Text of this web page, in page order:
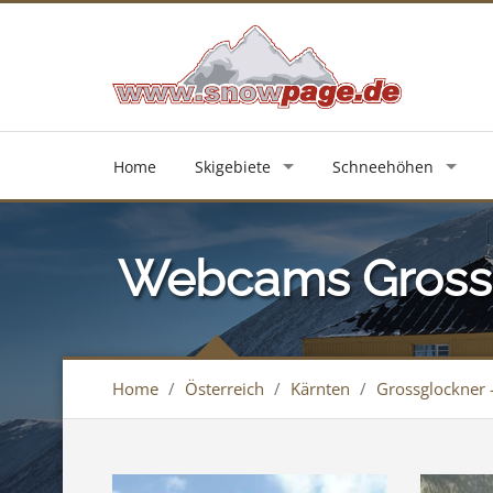
Home Skigebiete Schneehöhen
Webcams
Home / Österreich / Kärnten / Grossglockner